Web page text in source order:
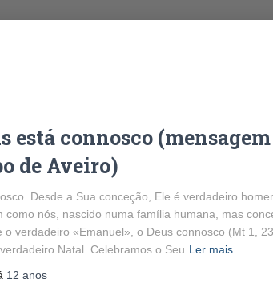
está connosco
de Aveiro)
Desde a Sua conceção, Ele é verdadeiro
como nós, nascido numa família humana, mas
o verdadeiro «Emanuel», o Deus connosco (Mt 1,
Natal. Celebramos o Seu Ler mais
12 anos